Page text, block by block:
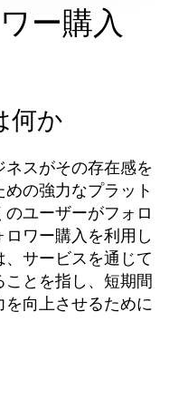
ー購入
何か
スがその存在感を
の強力なプラット
ユーザーがフォロ
ワー購入を利用し
サービスを通じて
とを指し、短期間
向上させるために